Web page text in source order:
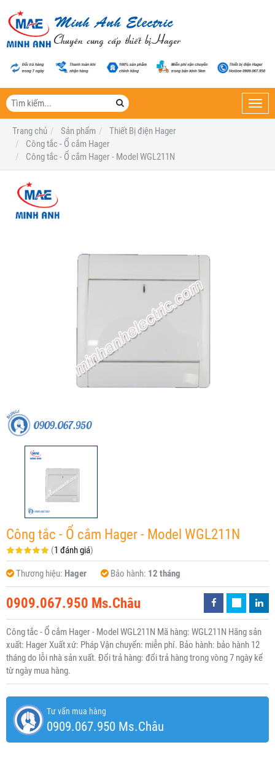
Trang chủ
Sản phẩm
Thiết Bị điện Hager
Công tắc - Ổ cắm Hager
Công tắc - Ổ cắm Hager - Model WGL211N
Công tắc - Ổ cắm Hager - Model WGL211N
(1 đánh giá)
Thương hiệu: Hager Bảo hành: 12 tháng
0909.067.950 Ms.Châu
Công tắc - Ổ cắm Hager - Model WGL211N Mã hàng: WGL211N Hãng sản
xuất: Hager Xuất xứ: Pháp Vận chuyển: miễn phí. Bảo hành: bảo hành 12
tháng do lỗi nhà sản xuất. Đổi trả hàng: đổi trả hàng trong vòng 7 ngày kể
từ ngày mua hàng.
Tư vấn mua hàng
0909.067.950 Ms.Châu